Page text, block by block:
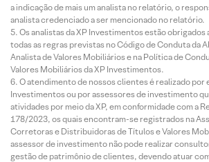
a indicação de mais um analista no relatório, o
analista credenciado a ser mencionado no relatório.
Os analistas da XP Investimentos estão
todas as regras previstas no Código de Conduta da
Analista de Valores Mobiliários e na Política de
Valores Mobiliários da XP Investimentos.
O atendimento de nossos clientes é realizado por
Investimentos ou por assessores de investimento
atividades por meio da XP, em conformidade com a
178/2023, os quais encontram-se registrados na
Corretoras e Distribuidoras de Títulos e Valores
assessor de investimento não pode realizar
gestão de patrimônio de clientes, devendo atuar